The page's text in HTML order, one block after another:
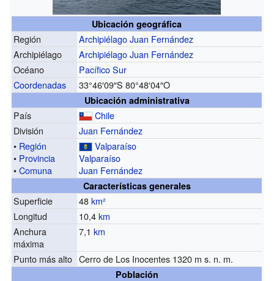
Ubicación geográfica
Región
Archipiélago Juan Fernández
Archipiélago
Archipiélago Juan Fernández
Océano
Pacífico Sur
Coordenadas
33°46′09″S 80°48′04″O
Ubicación administrativa
País
Chile
División
Juan Fernández
• Región
• Provincia
•Comuna
Valparaíso
Valparaíso
Juan Fernández
Características generales
Superficie 48km²
Longitud
10,4km
Anchura
máxima
7,1km
Punto más alto Cerro de Los Inocentes 1320 m s. n. m.
Población